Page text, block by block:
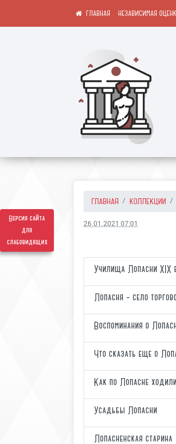
Версия сайта
для
слабовидящих
НЕЗАВИСИМАЯ
ГЛАВНАЯ КОЛЛЕКЦИИ
26.01.2021 07:01
Училища Лопасни XIX
Лопасня – село
Воспоминания о
Что сказать еще о
Как по Лопасне
Усадьбы Лопасни
Лопасненская старина